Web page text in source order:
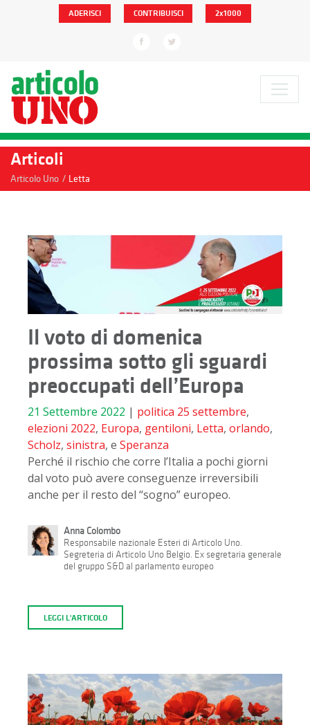
ADERISCI CONTRIBUISCI 2x1000
Articoli
Articolo Uno / Letta
Il voto di domenica
prossima sotto gli sguardi
preoccupati dell’Europa
21 Settembre 2022 | politica 25 settembre,
elezioni 2022, Europa, gentiloni, Letta, orlando,
Scholz, sinistra, e Speranza
Perché il rischio che corre l’Italia a pochi giorni
dal voto può avere conseguenze irreversibili
anche per il resto del “sogno” europeo.
Anna Colombo
Responsabile nazionale Esteri di Articolo Uno.
Segreteria di Articolo Uno Belgio. Ex segretaria generale
del gruppo S&D al parlamento europeo
LEGGI L'ARTICOLO